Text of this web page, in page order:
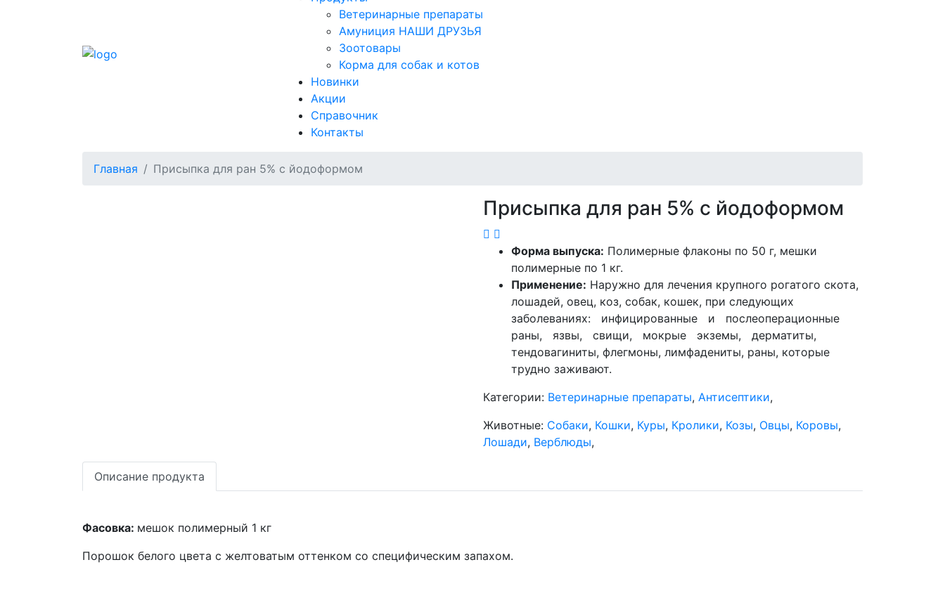
Ветеринарные препараты
Амуниция НАШИ ДРУЗЬЯ
Зоотовары
Корма для собак и котов
Новинки
Акции
Справочник
Контакты
Главная Присыпка для ран 5% с йодоформом
Присыпка для ран 5% с йодоформом
Форма выпуска: Полимерные флаконы по 50 г, мешки
полимерные по 1 кг.
Применение: Наружно для лечения крупного рогатого скота,
лошадей, овец, коз, собак, кошек, при следующих
заболеваниях: инфицированные и послеоперационные
раны, язвы, свищи, мокрые экземы, дерматиты,
тендовагиниты, флегмоны, лимфадениты, раны, которые
трудно заживают.
Категории: Ветеринарные препараты, Антисептики,
Животные: Собаки, Кошки, Куры, Кролики, Козы, Овцы, Коровы,
Лошади, Верблюды,
Описание продукта
Фасовка: мешок полимерный 1 кг
Порошок белого цвета с желтоватым оттенком со специфическим запахом.